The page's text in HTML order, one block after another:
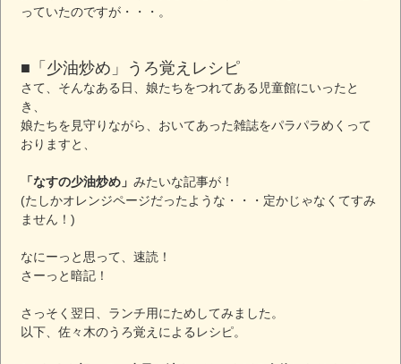
っていたのですが・・・。
■「少油炒め」うろ覚えレシピ
さて、そんなある日、娘たちをつれてある児童館にいったと
き、
娘たちを見守りながら、おいてあった雑誌をパラパラめくって
おりますと、
「なすの少油炒め」みたいな記事が！
(たしかオレンジページだったような・・・定かじゃなくてすみ
ません！)
なにーっと思って、速読！
さーっと暗記！
さっそく翌日、ランチ用にためしてみました。
以下、佐々木のうろ覚えによるレシピ。